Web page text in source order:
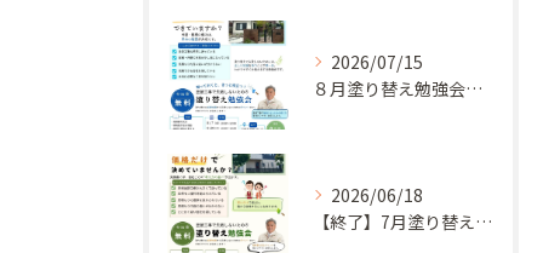
2026/07/15
８月塗り替え勉強会開催のお知らせ
2026/06/18
【終了】7月塗り替え勉強会のお知らせ